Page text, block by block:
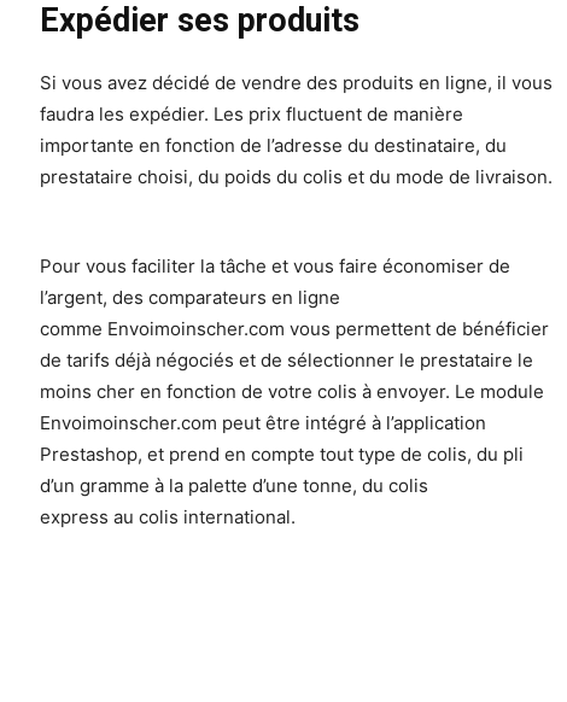
Expédier ses produits
Si vous avez décidé de vendre des produits en ligne, il vous
faudra les expédier. Les prix fluctuent de manière
importante en fonction de l’adresse du destinataire, du
prestataire choisi, du poids du colis et du mode de livraison.
Pour vous faciliter la tâche et vous faire économiser de
l’argent, des comparateurs en ligne
comme Envoimoinscher.com vous permettent de bénéficier
de tarifs déjà négociés et de sélectionner le prestataire le
moins cher en fonction de votre colis à envoyer. Le module
Envoimoinscher.com peut être intégré à l’application
Prestashop, et prend en compte tout type de colis, du pli
d’un gramme à la palette d’une tonne, du colis
express au colis international.